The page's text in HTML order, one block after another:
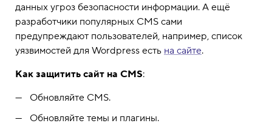
данных угроз безопасности информации. А ещё
разработчики популярных CMS сами
предупреждают пользователей, например, список
уязвимостей для Wordpress есть на сайте.
Как защитить сайт на CMS:
Обновляйте CMS.
Обновляйте темы и плагины.